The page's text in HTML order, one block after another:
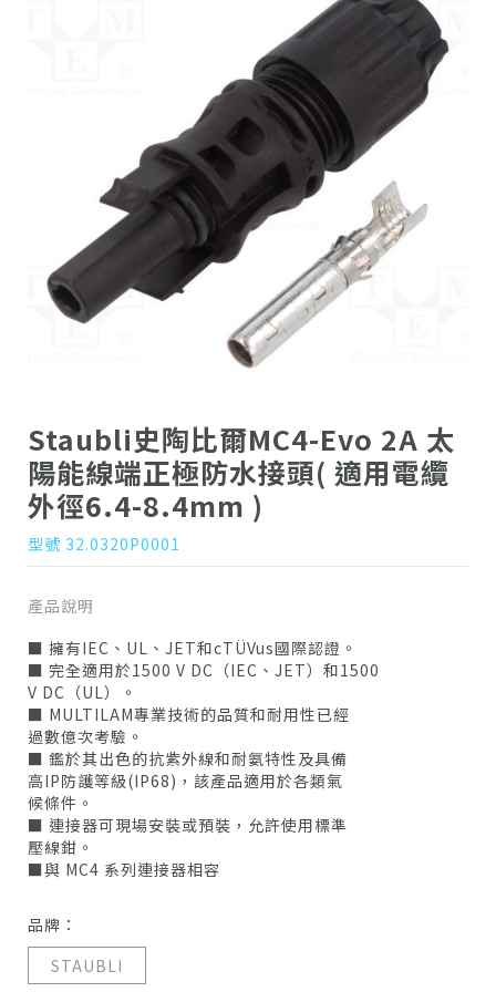
Staubli史陶比爾MC4-Evo 2A 太
陽能線端正極防水接頭( 適用電纜
外徑6.4-8.4mm )
型號 32.0320P0001
產品說明
■ 擁有IEC、UL、JET和cTÜVus國際認證。
■ 完全適用於1500 V DC（IEC、JET）和1500
V DC（UL）。
■ MULTILAM專業技術的品質和耐用性已經
過數億次考驗。
■ 鑑於其出色的抗紫外線和耐氨特性及具備
高IP防護等級(IP68)，該產品適用於各類氣
候條件。
■ 連接器可現場安裝或預裝，允許使用標準
壓線鉗。
■與 MC4 系列連接器相容
品牌：
STAUBLI